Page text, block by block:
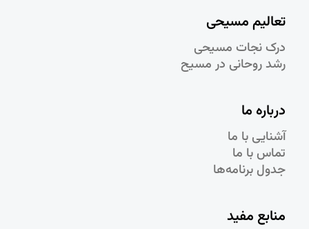
تعالیم مسیحی
درک نجات مسيحی
رشد روحانی در مسيح
درباره ما
آشنایی با ما
تماس با ما
جدول برنامه‌ها
منابع مفید